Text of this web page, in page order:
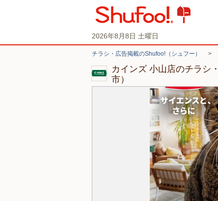
2026年8月8日 土曜日
チラシ・広告掲載のShufoo!（シュフー） >
カインズ 小山店のチラシ
市）